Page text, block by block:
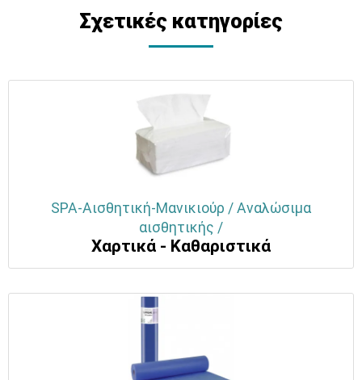
Σχετικές κατηγορίες
SPA-Αισθητική-Μανικιούρ / Αναλώσιμα
αισθητικής /
Χαρτικά - Καθαριστικά